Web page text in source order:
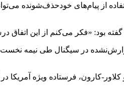
از پیام‌های خودحذف‌شونده
بود: «فکر می‌کنم از این اتفاق
کارون، فرستاده ویژه آمریکا در